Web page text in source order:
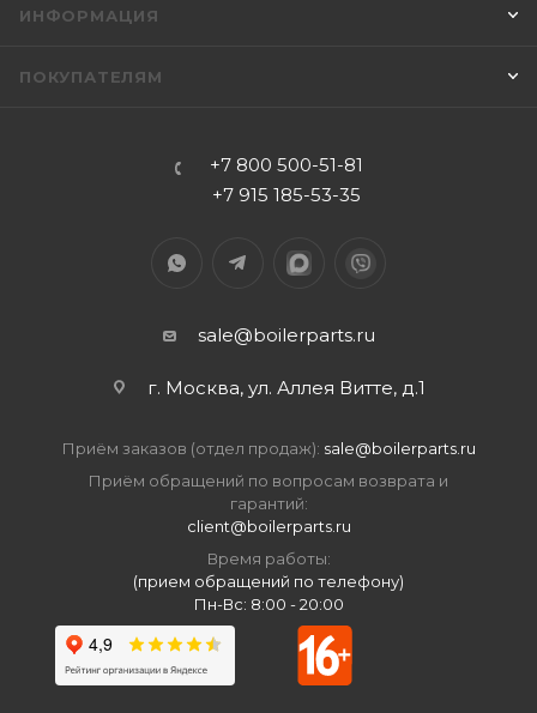
ИНФОРМАЦИЯ
ПОКУПАТЕЛЯМ
+7 800 500-51-81
+7 915 185-53-35
sale@boilerparts.ru
г. Москва, ул. Аллея Витте, д.1
Приём заказов (отдел продаж): sale@boilerparts.ru
Приём обращений по вопросам возврата и
гарантий:
client@boilerparts.ru
Время работы:
(прием обращений по телефону)
Пн-Вс: 8:00 - 20:00